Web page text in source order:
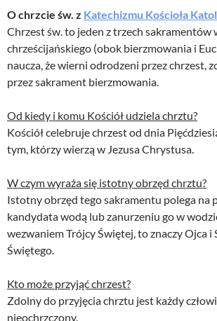
O chrzcie św. z Katechizmu Kościoła
Chrzest św. to jeden z trzech sakramentów
chrześcijańskiego (obok bierzmowania i
naucza, że wierni odrodzeni przez chrzest,
przez sakrament bierzmowania.
Od kiedy i komu Kościół udziela chrztu?
Kościół celebruje chrzest od dnia
tym, którzy wierzą w Jezusa Chrystusa.
W czym wyraża się istotny obrzęd chrztu?
Istotny obrzęd tego sakramentu polega na
kandydata wodą lub zanurzeniu go w
wezwaniem Trójcy Świętej, to znaczy Ojca i
Świętego.
Kto może przyjąć chrzest?
Zdolny do przyjęcia chrztu jest każdy
nieochrzczony.